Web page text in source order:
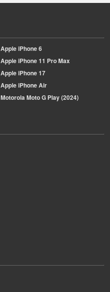
AppleiPhone 6
AppleiPhone 11 Pro Max
AppleiPhone 17
AppleiPhone Air
MotorolaMoto G Play (2024)